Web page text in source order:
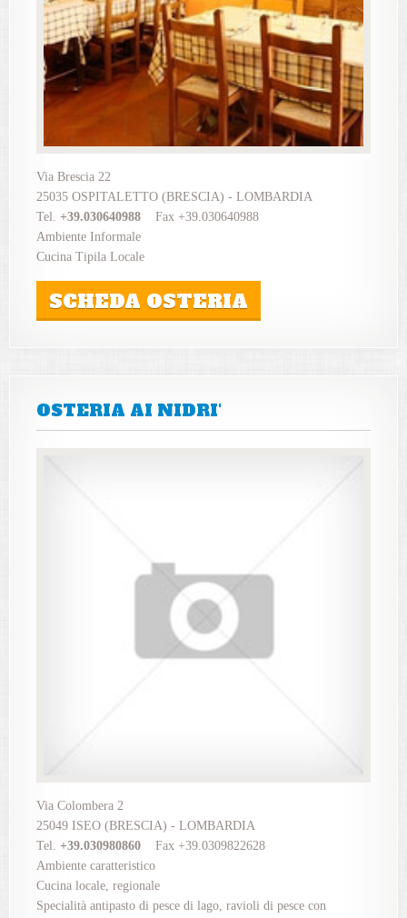
Via Brescia 22
25035 OSPITALETTO (BRESCIA) - LOMBARDIA
Tel. +39.030640988 Fax +39.030640988
Ambiente Informale
Cucina Tipila Locale
SCHEDA OSTERIA
OSTERIA AI NIDRI'
Via Colombera 2
25049 ISEO (BRESCIA) - LOMBARDIA
Tel. +39.030980860 Fax +39.0309822628
Ambiente caratteristico
Cucina locale, regionale
Specialità antipasto di pesce di lago, ravioli di pesce con